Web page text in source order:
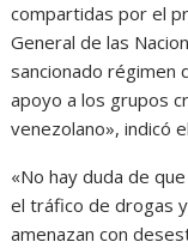
compartidas por el
General de las
sancionado régimen
apoyo a los grupos
venezolano», indicó
«No hay duda de
el tráfico de drogas
amenazan con